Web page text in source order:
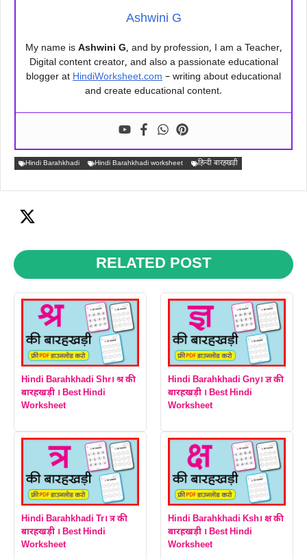
Ashwini G
My name is Ashwini G, and by profession, I am a Teacher,
Digital content creator, and also a passionate educational
blogger at HindiWorksheet.com – writing about educational
and create educational content.
Hindi Barahkhadi Hindi Barahkhadi worksheet हिन्दी बारहखड़ी
RELATED POST
Hindi Barahkhadi Shr। श्र की
बारहखड़ी । Best Hindi
Worksheet
Hindi Barahkhadi Gny। ज्ञ की
बारहखड़ी । Best Hindi
Worksheet
Hindi Barahkhadi Tr। त्र की
बारहखड़ी । Best Hindi
Worksheet
Hindi Barahkhadi Ksh। क्ष की
बारहखड़ी । Best Hindi
Worksheet